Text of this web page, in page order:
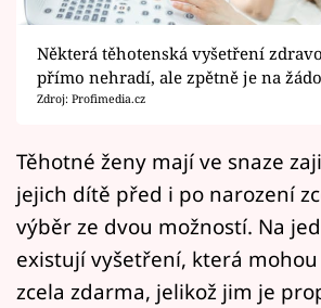
Mámy sobě
Přihlášení
Sledujte nás
Některá těhotenská vyšetření
přímo nehradí, ale zpětně je na
Zdroj: Profimedia.cz
Těhotné ženy mají ve snaze
jejich dítě před i po narození
výběr ze dvou možností. Na
existují vyšetření, která
zcela zdarma, jelikož jim je